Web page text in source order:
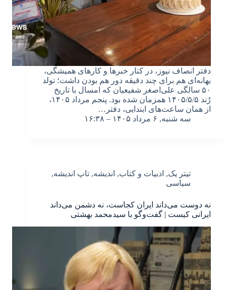
دفتر انصاف نیوز، در کنار خبرها و کارهای همیشگی،
بهانه‌ای هم برای چند دقیقه دور هم بودن داشت؛ تولد
۵۰ سالگی علی‌اصغر شفیعیان که امسال با تاریخ
رُند ۱۴۰۵/۵/۵ همزمان شده بود. پنجم مرداد ۱۴۰۵،
از همان ساعت‌های ابتدایی، دفتر…
سه شنبه, ۶ مرداد ۱۴۰۵ – ۱۶:۳۸
تیتر یک, ادبیات و کتاب, اندیشه, تاپ اندیشه,
سیاسی
نه دوست می‌داند ایران کجاست، نه دشمن می‌داند
ایرانی کیست | گفت‌وگو با سیدمحمد بهشتی